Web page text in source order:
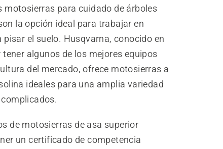
motosierras para cuidado de árboles
la opción ideal para trabajar en
pisar el suelo. Husqvarna, conocido en
tener algunos de los mejores equipos
del mercado, ofrece motosierras a
ideales para una amplia variedad
de motosierras de asa superior
un certificado de competencia